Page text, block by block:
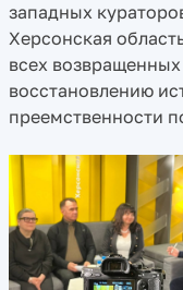
западных
Херсонская
всех
восстановлению
преемственности